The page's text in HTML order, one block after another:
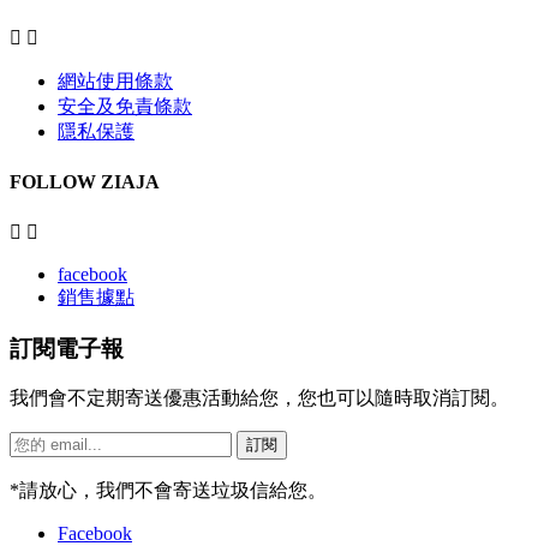
 
網站使用條款
安全及免責條款
隱私保護
FOLLOW ZIAJA
 
facebook
銷售據點
訂閱電子報
我們會不定期寄送優惠活動給您，您也可以隨時取消訂閱。
訂閱
*請放心，我們不會寄送垃圾信給您。
Facebook